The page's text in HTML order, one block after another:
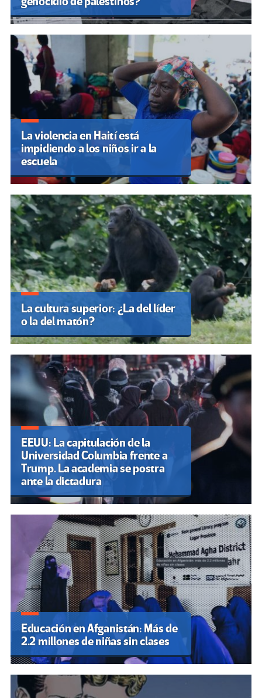
La violencia en Haití está
impidiendo a los niños ir a la
escuela
La cultura superior: ¿La del líder
o la del matón?
EEUU: La capitulación de la
Universidad Columbia frente a
Trump. La academia se postra
ante la dictadura
Educación en Afganistán: Más de
2.2 millones de niñas sin clases